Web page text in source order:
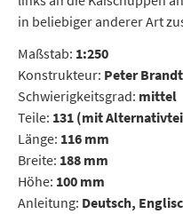
in beliebiger anderer Art
Maßstab: 1:250
Konstrukteur: Peter Brandt
Schwierigkeitsgrad: mittel
Teile: 131 (mit
Länge: 116 mm
Breite: 188 mm
Höhe: 100 mm
Anleitung: Deutsch,